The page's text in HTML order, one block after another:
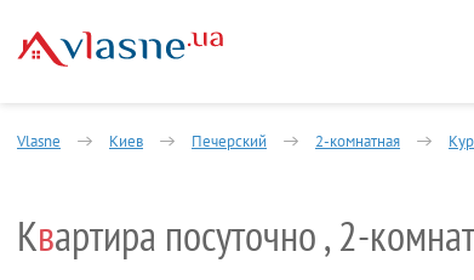
Vlasne Киев Печерский 2-комнатная
Квартира посуточно , 2-